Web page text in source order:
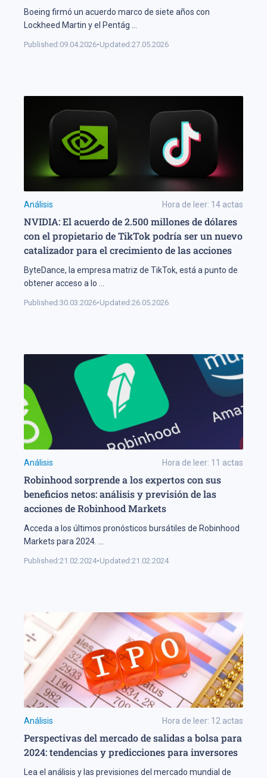
Boeing firmó un acuerdo marco de siete años con
Lockheed Martin y el Pentág
Published:09.04.2026•Updated:27.05.2026
Análisis Hora de leer: 14 actas
NVIDIA: El acuerdo de 2.500 millones de dólares
con el propietario de TikTok podría ser un nuevo
catalizador para el crecimiento de las acciones
ByteDance, la empresa matriz de TikTok, está a punto de
obtener acceso a lo
Published:30.03.2026•Updated:26.05.2026
Análisis Hora de leer: 11 actas
Robinhood sorprende a los expertos con sus
beneficios netos: análisis y previsión de las
acciones de Robinhood Markets
Acceda a los últimos pronósticos bursátiles de Robinhood
Markets para 2024.
Published:21.02.2024•Updated:21.02.2024
Análisis Hora de leer: 12 actas
Perspectivas del mercado de salidas a bolsa para
2024: tendencias y predicciones para inversores
Lea el análisis y las previsiones del mercado mundial de